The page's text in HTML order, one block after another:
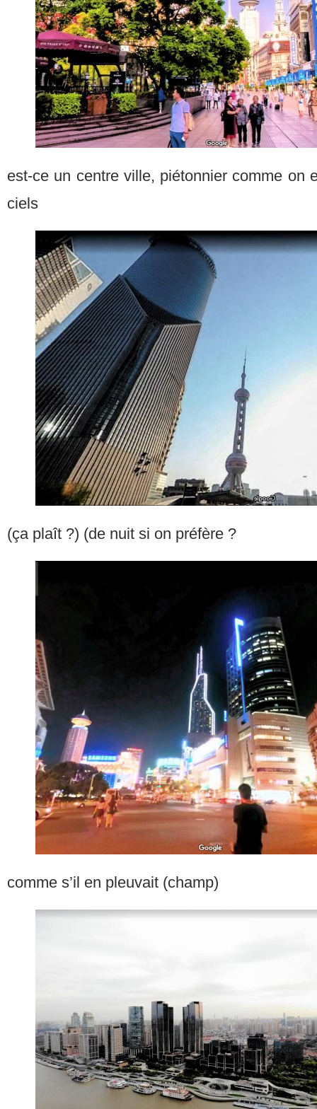
est-ce un centre ville, piétonnier comme on
ciels
(ça plaît ?) (de nuit si on préfère ?
comme s’il en pleuvait (champ)